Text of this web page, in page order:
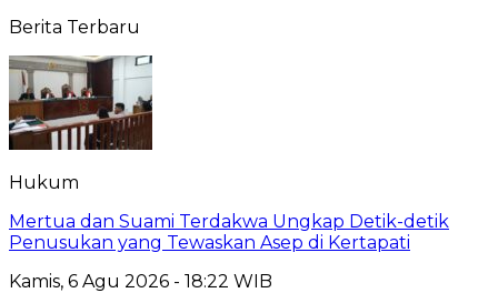
Berita Terbaru
Hukum
Mertua dan Suami Terdakwa Ungkap Detik-detik
Penusukan yang Tewaskan Asep di Kertapati
Kamis, 6 Agu 2026 - 18:22 WIB